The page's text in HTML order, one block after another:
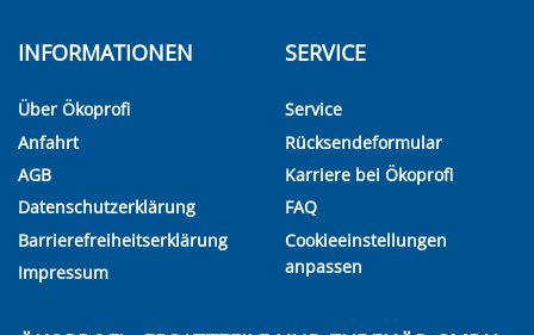
INFORMATIONEN
Über Ökoprofi
Anfahrt
AGB
Datenschutzerklärung
Barrierefreiheitserklärung
Impressum
SERVICE
Service
Rücksendeformular
Karriere bei Ökoprofi
FAQ
Cookieeinstellungen
anpassen